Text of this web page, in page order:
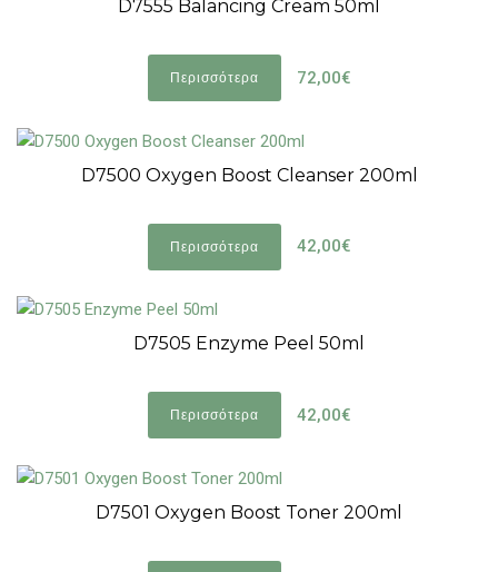
D7555 Balancing Cream 50ml
Περισσότερα 72,00€
D7500 Oxygen Boost Cleanser 200ml
Περισσότερα 42,00€
D7505 Enzyme Peel 50ml
Περισσότερα 42,00€
D7501 Oxygen Boost Toner 200ml